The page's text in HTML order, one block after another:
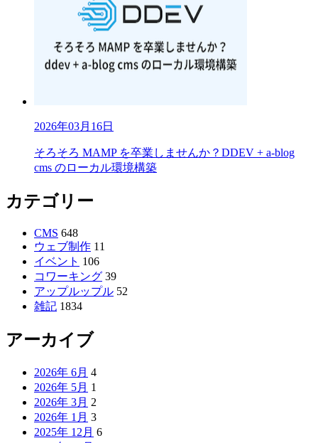
2026年03月16日
そろそろ MAMP を卒業しませんか？DDEV + a-blog
cms のローカル環境構築
カテゴリー
CMS 648
ウェブ制作 11
イベント 106
コワーキング 39
アップルップル 52
雑記 1834
アーカイブ
2026年 6月 4
2026年 5月 1
2026年 3月 2
2026年 1月 3
2025年 12月 6